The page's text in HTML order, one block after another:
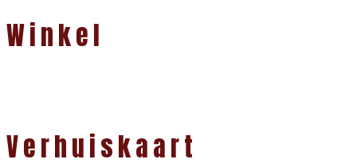
Winkel
Verhuiskaart